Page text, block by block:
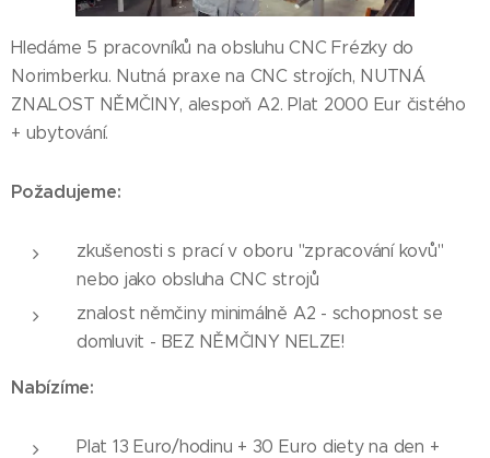
Hledáme 5 pracovníků na obsluhu CNC Frézky do
Norimberku. Nutná praxe na CNC strojích, NUTNÁ
ZNALOST NĚMČINY, alespoň A2. Plat 2000 Eur čistého
+ ubytování.
Požadujeme:
zkušenosti s prací v oboru "zpracování kovů"
nebo jako obsluha CNC strojů
znalost němčiny minimálně A2 - schopnost se
domluvit - BEZ NĚMČINY NELZE!
Nabízíme:
Plat 13 Euro/hodinu + 30 Euro diety na den +